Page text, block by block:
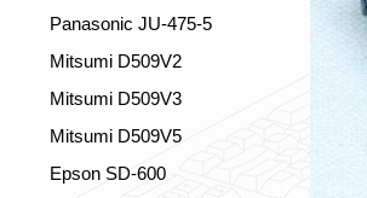
Panasonic JU-475-5
Mitsumi D509V2
Mitsumi D509V3
Mitsumi D509V5
Epson SD-600